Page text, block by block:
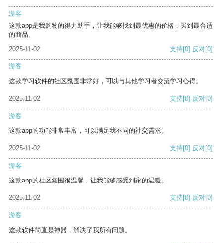
游客
这款app是我购物的得力助手，让我能够找到最优惠的价格，买到最合适
的商品。
2025-11-02
支持[0] 反对[0]
游客
这款学习软件的社区氛围非常好，可以与其他学习者交流学习心得。
2025-11-02 支持[0] 反对[0]
游客
这款app的功能非常丰富，可以满足我不同的社交需求。
2025-11-02 支持[0] 反对[0]
游客
这款app的社区氛围很温馨，让我能够感受到家的温暖。
2025-11-02 支持[0] 反对[0]
游客
这款软件简直是神器，解决了我所有问题。